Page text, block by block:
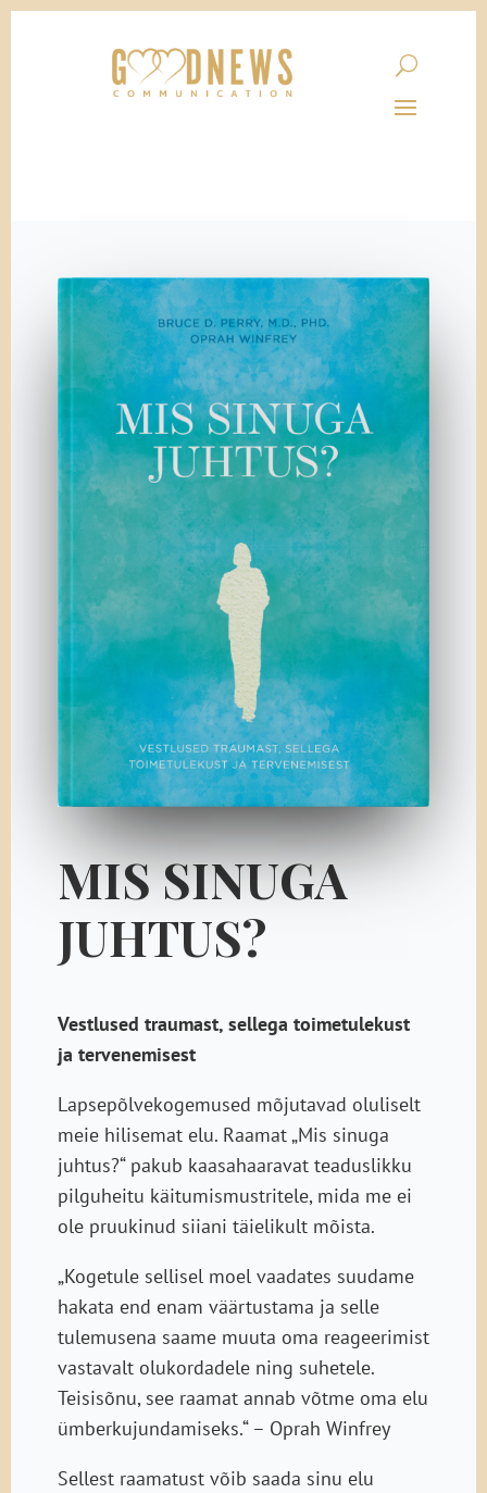
MIS SINUGA
JUHTUS?
Vestlused traumast, sellega toimetulekust
ja tervenemisest
Lapsepõlvekogemused mõjutavad oluliselt
meie hilisemat elu. Raamat „Mis sinuga
juhtus?“ pakub kaasahaaravat teaduslikku
pilguheitu käitumismustritele, mida me ei
ole pruukinud siiani täielikult mõista.
„Kogetule sellisel moel vaadates suudame
hakata end enam väärtustama ja selle
tulemusena saame muuta oma reageerimist
vastavalt olukordadele ning suhetele.
Teisisõnu, see raamat annab võtme oma elu
ümberkujundamiseks.“ – Oprah Winfrey
Sellest raamatust võib saada sinu elu